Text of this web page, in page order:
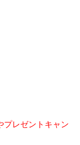
プレゼントキャン